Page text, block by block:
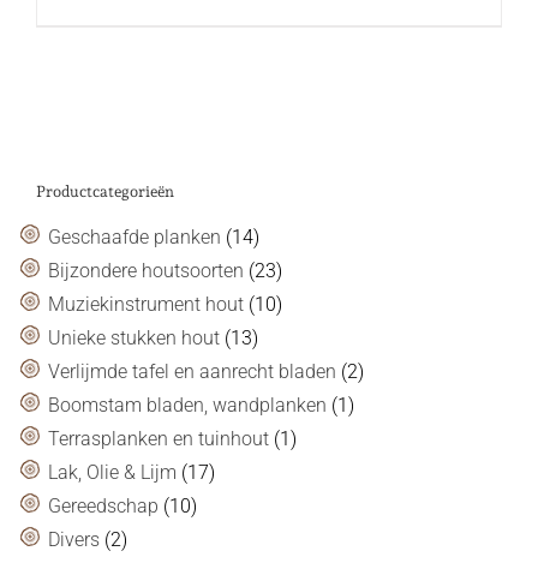
Productcategorieën
Geschaafde planken (14)
Bijzondere houtsoorten (23)
Muziekinstrument hout (10)
Unieke stukken hout (13)
Verlijmde tafel en aanrecht bladen (2)
Boomstam bladen, wandplanken (1)
Terrasplanken en tuinhout (1)
Lak, Olie & Lijm (17)
Gereedschap (10)
Divers (2)